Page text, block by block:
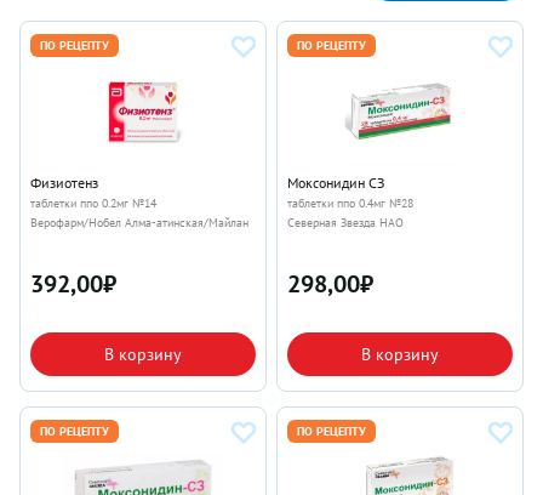
ПО РЕЦЕПТУ
Физиотенз
таблетки ппо 0.2мг №14
Верофарм/Нобел Алма-атинская/Майлан
392,00₽
В корзину
ПО РЕЦЕПТУ
Моксонидин СЗ
таблетки ппо 0.4мг №28
Северная Звезда НАО
298,00₽
В корзину
ПО РЕЦЕПТУ ПО РЕЦЕПТУ